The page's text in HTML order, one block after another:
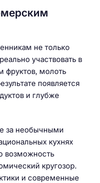
не только
участвовать в
фруктов, молоть
появляется
и глубже
за необычными
кухнях
возможность
кругозор.
и современные